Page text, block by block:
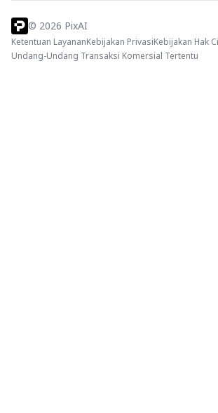
© 2026 PixAI
Ketentuan LayananKebijakan PrivasiKebijakan Hak
Undang-Undang Transaksi Komersial Tertentu